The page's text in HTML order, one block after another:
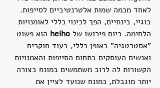
לאחד מכמה שמות אלטרנטיביים לסייפות.
בוגיי, בינתיים, הפך לכינוי כללי לאומנויות
הלחימה. כיום פירושו של heiho הוא פשוט
"אסטרטגיה" באופן כללי, בעוד חוקרים
ואנשים העוסקים בתחום הסייפות והאמנויות
הקשורות לה לרוב משתמשים במונח בצורה
יותר מוגבלת, כמונח שנועד לציין את